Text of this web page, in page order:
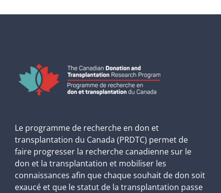
Le programme de recherche en don et
transplantation du Canada (PRDTC) permet de
faire progresser la recherche canadienne sur le
don et la transplantation et mobiliser les
connaissances afin que chaque souhait de don soit
exaucé et que le statut de la transplantation passe